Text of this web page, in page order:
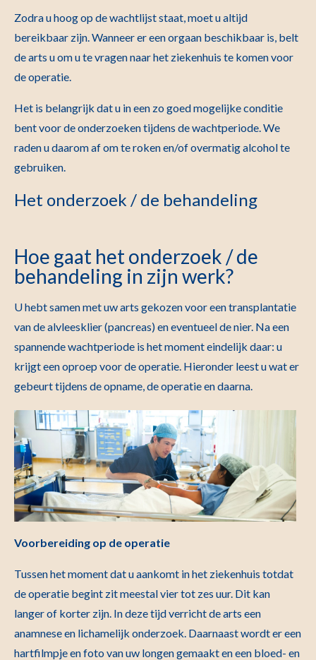
Zodra u hoog op de wachtlijst staat, moet u altijd
bereikbaar zijn. Wanneer er een orgaan beschikbaar is, belt
de arts u om u te vragen naar het ziekenhuis te komen voor
de operatie.
Het is belangrijk dat u in een zo goed mogelijke conditie
bent voor de onderzoeken tijdens de wachtperiode. We
raden u daarom af om te roken en/of overmatig alcohol te
gebruiken.
Het onderzoek / de behandeling
Hoe gaat het onderzoek / de
behandeling in zijn werk?
U hebt samen met uw arts gekozen voor een transplantatie
van de alvleesklier (pancreas) en eventueel de nier. Na een
spannende wachtperiode is het moment eindelijk daar: u
krijgt een oproep voor de operatie. Hieronder leest u wat er
gebeurt tijdens de opname, de operatie en daarna.
Voorbereiding op de operatie
Tussen het moment dat u aankomt in het ziekenhuis totdat
de operatie begint zit meestal vier tot zes uur. Dit kan
langer of korter zijn. In deze tijd verricht de arts een
anamnese en lichamelijk onderzoek. Daarnaast wordt er een
hartfilmpje en foto van uw longen gemaakt en een bloed- en